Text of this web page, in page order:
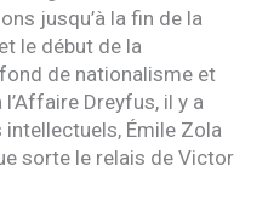
jusqu’à la fin de la
le début de la
de nationalisme et
Dreyfus, il y a
Émile Zola
sorte le relais de Victor